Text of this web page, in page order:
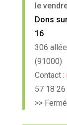
le
Dons
16
306
(91000)
Contact :
57 18 26
>>